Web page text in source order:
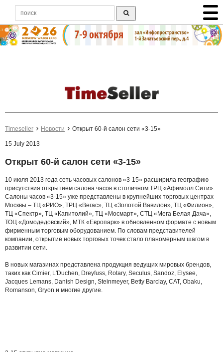
Timeseller Новости Открыт 60-й салон сети «3-15»
15 July 2013
Открыт 60-й салон сети «3-15»
10 июля 2013 года сеть часовых салонов «3-15» расширила географию
присутствия открытием салона часов в столичном ТРЦ «Афимолл Сити».
Салоны часов «3-15» уже представлены в крупнейших торговых центрах
Москвы – ТЦ «РИО», ТРЦ «Вегас», ТЦ «Золотой Вавилон», ТЦ «Филион»,
ТЦ «Спектр», ТЦ «Капитолий», ТЦ «Мосмарт», СТЦ «Мега Белая Дача»,
ТОЦ «Домодедовский», МТК «Европарк» в обновленном формате с новым
фирменным торговым оборудованием. По словам представителей
компании, открытие новых торговых точек стало планомерным шагом в
развитии сети.
В новых магазинах представлена продукция ведущих мировых брендов,
таких как Cimier, L'Duchen, Dreyfuss, Rotary, Seculus, Sandoz, Elysee,
Jacques Lemans, Danish Design, Steinmeyer, Betty Barclay, CAT, Obaku,
Romanson, Gryon и многие другие.